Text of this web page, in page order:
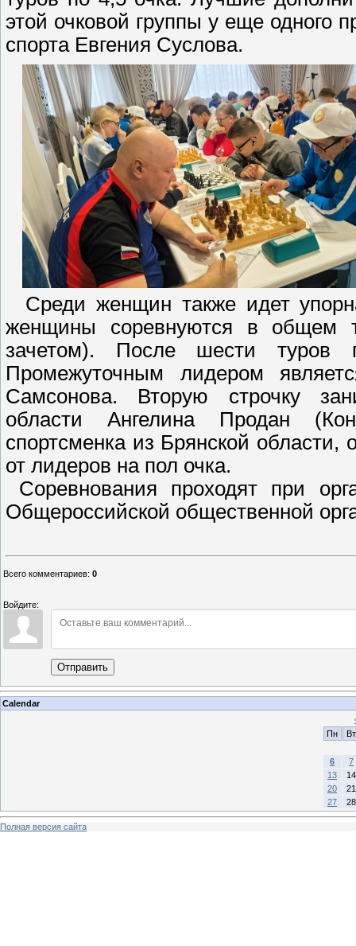
этой очковой группы у еще одного
спорта Евгения Суслова.
Среди женщин также идет
женщины соревнуются в общем
зачетом). После шести туров
Промежуточным лидером
Самсонова. Вторую строчку
области Ангелина Продан
спортсменка из Брянской
от лидеров на пол очка.
Соревнования проходят при
Общероссийской общественной
Всего комментариев: 0
Войдите:
Отправить
Calendar
Пн
Вт
6
7
13
14
20
21
27
28
Полная версия сайта